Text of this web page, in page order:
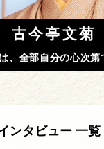
古今亭文菊
、全部自分の心次第
ンタビュー 一覧